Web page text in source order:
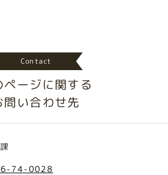
Contact
ページに関する
問い合わせ先
74-0028